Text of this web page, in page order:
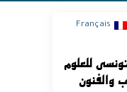
Français